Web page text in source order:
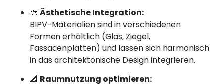
🎨 Ästhetische Integration:
BIPV-Materialien sind in verschiedenen
Formen erhältlich (Glas, Ziegel,
Fassadenplatten) und lassen sich harmonisch
in das architektonische Design integrieren.
📐 Raumnutzung optimieren: